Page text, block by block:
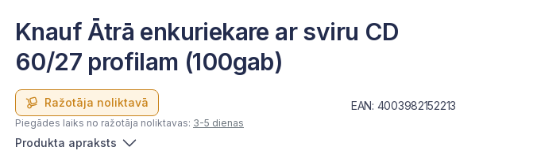
Knauf Ātrā enkuriekare ar sviru CD
60/27 profilam (100gab)
Ražotāja noliktavā EAN: 4003982152213
Piegādes laiks no ražotāja noliktavas: 3-5 dienas
Produkta apraksts